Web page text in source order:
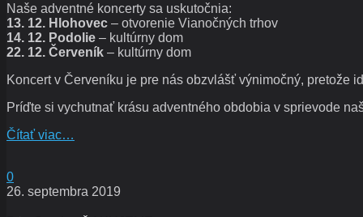
Naše adventné koncerty sa uskutočnia:
13. 12. Hlohovec – otvorenie Vianočných trhov
14. 12. Podolie – kultúrny dom
22. 12. Červeník – kultúrny dom
Koncert v Červeníku je pre nás obzvlášť výnimočný, pretože
Príďte si vychutnať krásu adventného obdobia v sprievode
Čítať viac…
0
26. septembra 2019